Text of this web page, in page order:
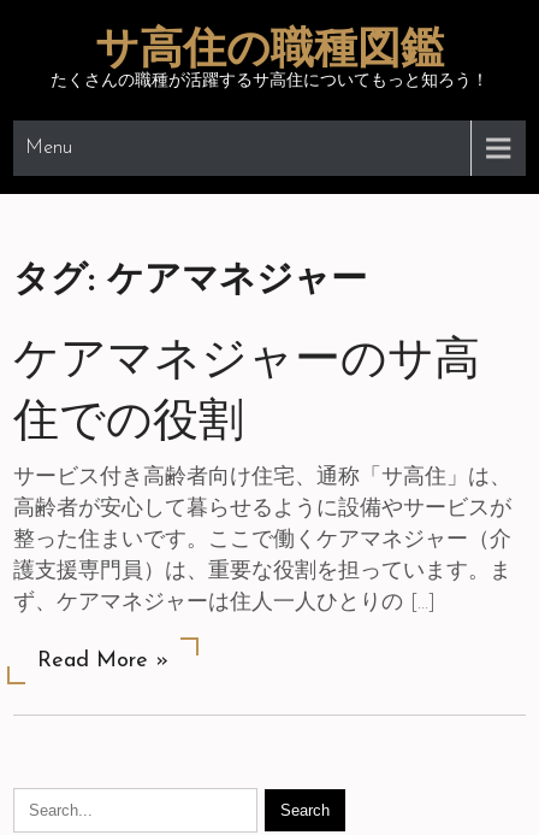
content
サ高住の職種図鑑
たくさんの職種が活躍するサ高住についてもっと知ろう！
Menu
タグ:ケアマネジャー
ケアマネジャーのサ高
住での役割
サービス付き高齢者向け住宅、通称「サ高住」は、
高齢者が安心して暮らせるように設備やサービスが
整った住まいです。ここで働くケアマネジャー（介
護支援専門員）は、重要な役割を担っています。ま
ず、ケアマネジャーは住人一人ひとりの […]
Read More »